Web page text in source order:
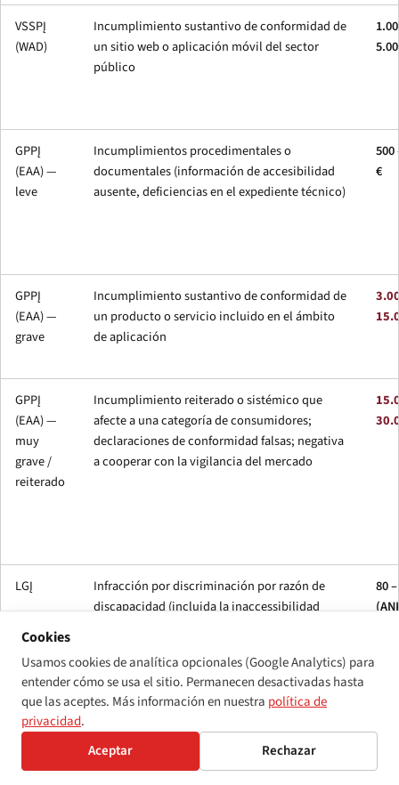
VSSPĮ
(WAD)
Incumplimiento sustantivo de conformidad de
un sitio web o aplicación móvil del sector
público
GPPĮ
(EAA) —
leve
Incumplimientos procedimentales o
documentales (información de accesibilidad
ausente, deficiencias en el expediente técnico)
500
€
GPPĮ
(EAA) —
grave
Incumplimiento sustantivo de conformidad de
un producto o servicio incluido en el ámbito
de aplicación
GPPĮ
(EAA) —
muy
grave /
reiterado
Incumplimiento reiterado o sistémico que
afecte a una categoría de consumidores;
declaraciones de conformidad falsas; negativa
a cooperar con la vigilancia del mercado
LGĮ
Infracción por discriminación por razón de
discapacidad (incluida la inaccessibilidad
80
El techo lituano del EAA se sitúa en la parte media-baja del rango
de la UE. A modo de comparación: el§37 de la BFSGalemana
Cookies
Usamos cookies de analítica opcionales (Google Analytics) para
entender cómo se usa el sitio. Permanecen desactivadas hasta
que las aceptes. Más información en nuestra política de
privacidad.
Aceptar
Rechazar